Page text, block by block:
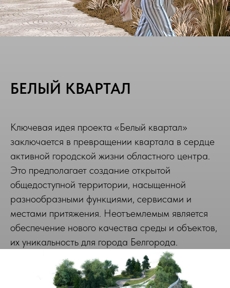
БЕЛЫЙ КВАРТАЛ
Ключевая идея проекта «Белый квартал»
заключается в превращении квартала в сердце
активной городской жизни областного центра.
Это предполагает создание открытой
общедоступной территории, насыщенной
разнообразными функциями, сервисами и
местами притяжения. Неотъемлемым является
обеспечение нового качества среды и объектов,
их уникальность для города Белгорода.